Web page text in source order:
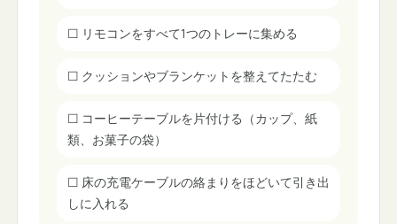
☐ リモコンをすべて1つのトレーに集める
☐ クッションやブランケットを整えてたたむ
☐ コーヒーテーブルを片付ける（カップ、紙
類、お菓子の袋）
☐ 床の充電ケーブルの絡まりをほどいて引き出
しに入れる